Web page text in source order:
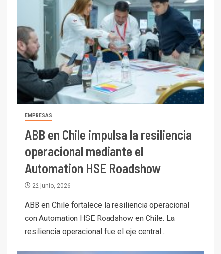
EMPRESAS
ABB en Chile impulsa la resiliencia
operacional mediante el
Automation HSE Roadshow
22 junio, 2026
ABB en Chile fortalece la resiliencia operacional
con Automation HSE Roadshow en Chile. La
resiliencia operacional fue el eje central...